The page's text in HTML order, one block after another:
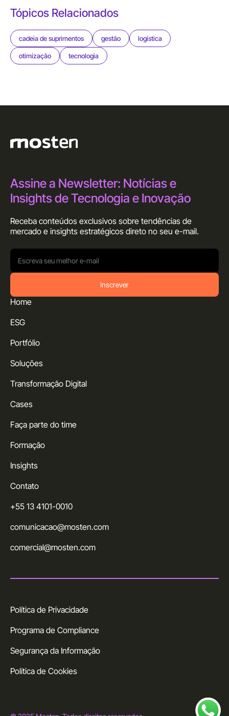
Tópicos Relacionados
cadeia de suprimentos gestão logística
otimização tecnologia
+55 13 4101-0010
comunicacao@mosten.com
comercial@mosten.com
Política de Privacidade
Programa de Compliance
Segurança da Informação
Política de Cookies
Home
ESG
Portfólio
Soluções
Transformação Digital
Cases
Faça parte do time
Formação
Insights
Contato
Assine a Newsletter: Notícias e
Insights de Tecnologia e Inovação
Receba conteúdos exclusivos sobre tendências de
mercado e insights estratégicos direto no seu e-mail.
Inscrever